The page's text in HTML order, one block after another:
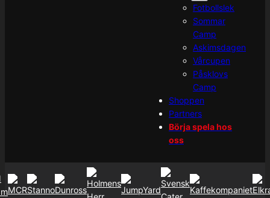
Fotbollslek
Sommar
Camp
Askimsdagen
Vårcupen
Påsklovs
Camp
Shoppen
Partners
Börja spela hos
oss